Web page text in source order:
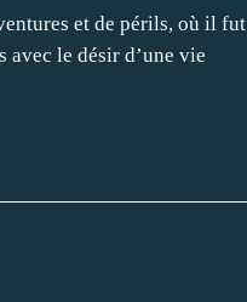
et de périls, où il fut
avec le désir d’une vie